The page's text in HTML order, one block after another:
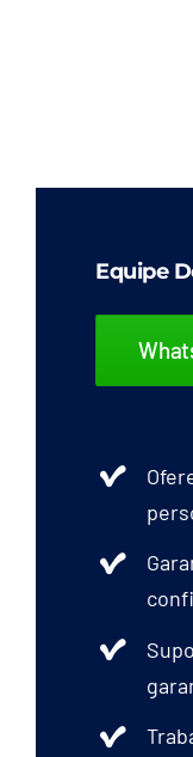
Equipe